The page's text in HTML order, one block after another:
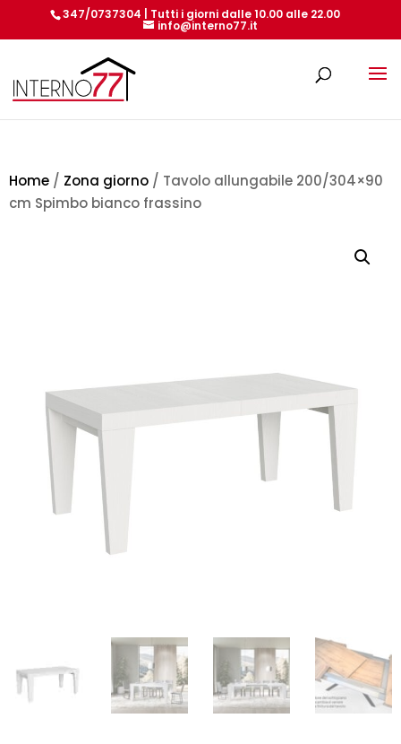
347/0737304 | Tutti i giorni dalle 10.00 alle 22.00
info@interno77.it
Home / Zona giorno / Tavolo allungabile 200/304×90
cm Spimbo bianco frassino